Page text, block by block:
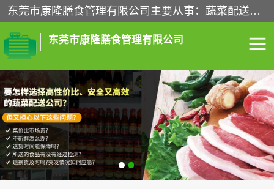
东莞市康隆膳食管理有限公司主要从事：蔬菜配送、食堂承包、企业工厂食堂承包、机关单位食堂承包、调味品配送、粮油配送、干货配送、副食配送、水果配送、海鲜配送等业务，东莞蔬菜配送电话，咨询在线客服。
东莞市康隆膳食管理有限公司
食堂承包 蔬菜配送
粮油配送 鲜肉配送
海鲜配送 食材配送